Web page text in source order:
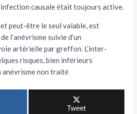
causale était tou­jours active.
peut-être le seul valable, est
l’anévrisme suivie d’un
artérielle par greffon. L’inter­
risques, bien inférieurs
ané­vrisme non traité
Tweet